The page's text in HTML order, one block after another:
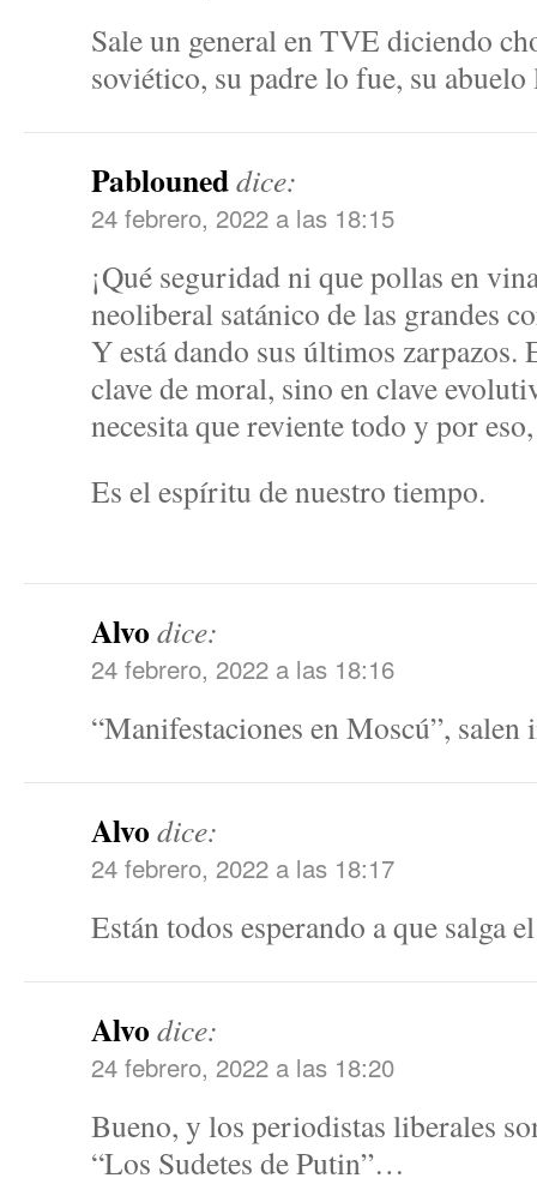
Sale un general en TVE diciendo
soviético, su padre lo fue, su
Pablouneddice:
24 febrero, 2022 a las 18:15
¡Qué seguridad ni que pollas en
neoliberal satánico de las grandes
Y está dando sus últimos zarpazos.
clave de moral, sino en clave
necesita que reviente todo y por
Es el espíritu de nuestro tiempo.
Alvodice:
24 febrero, 2022 a las 18:16
“Manifestaciones en Moscú”, salen
Alvodice:
24 febrero, 2022 a las 18:17
Están todos esperando a que
Alvodice:
24 febrero, 2022 a las 18:20
Bueno, y los periodistas liberales
“Los Sudetes de Putin”…